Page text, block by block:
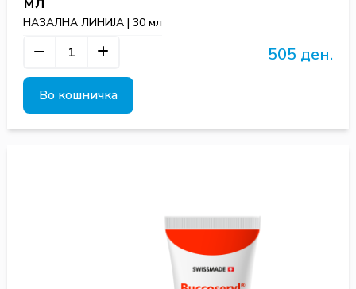
НАЗАЛНА ЛИНИЈА | 30 мл
505 ден.
Во кошничка